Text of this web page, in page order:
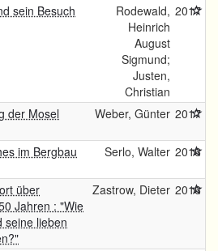
sein Besuch
Rodewald,
Heinrich
August
Sigmund;
Justen,
Christian
2017
der Mosel
Weber, Günter 2017
im Bergbau
Serlo, Walter 2016
über
Jahren : "Wie
seine lieben
Zastrow, Dieter 2016